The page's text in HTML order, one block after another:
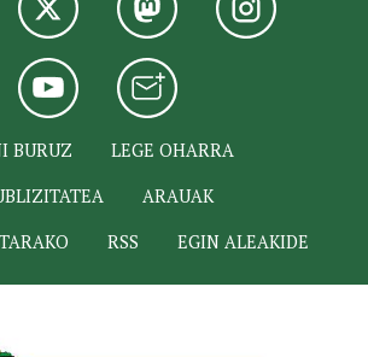
BURUZ
LEGE OHARRA
ARAUAK
RSS EGIN ALEAKIDE